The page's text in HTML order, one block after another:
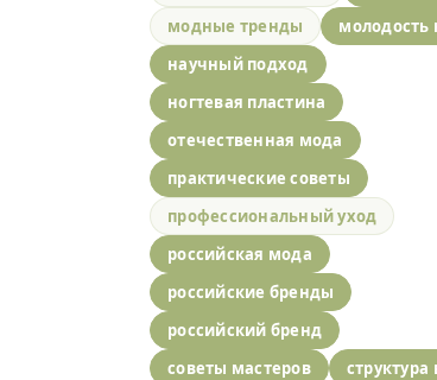
модные тренды
молодость
научный подход
ногтевая пластина
отечественная мода
практические советы
профессиональный уход
российская мода
российские бренды
российский бренд
советы мастеров
структура